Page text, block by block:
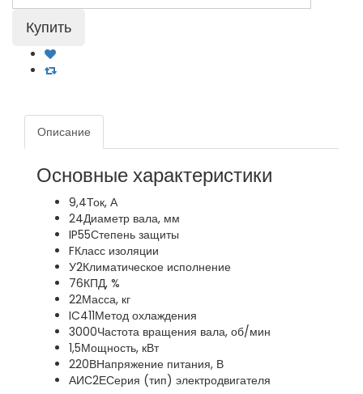
Описание
Основные характеристики
9,4Ток, А
24Диаметр вала, мм
IP55Степень защиты
FКласс изоляции
У2Климатическое исполнение
76КПД, %
22Масса, кг
IC411Метод охлаждения
3000Частота вращения вала, об/мин
1,5Мощность, кВт
220ВНапряжение питания, В
АИС2ЕСерия (тип) электродвигателя